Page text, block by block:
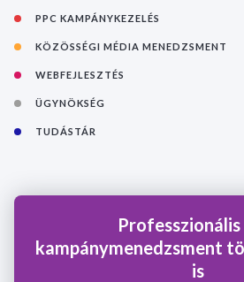
PPC KAMPÁNYKEZELÉS
KÖZÖSSÉGI MÉDIA MENEDZSMENT
WEBFEJLESZTÉS
ÜGYNÖKSÉG
TUDÁSTÁR
Professzionális
kampánymenedzsment
is